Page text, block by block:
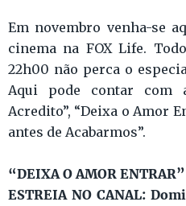
Em novembro venha-se
cinema na FOX Life.
22h00 não perca o
Aqui pode contar com
Acredito”, “Deixa o Amor
antes de Acabarmos”.
“DEIXA O AMOR ENTRAR”
ESTREIA NO CANAL: